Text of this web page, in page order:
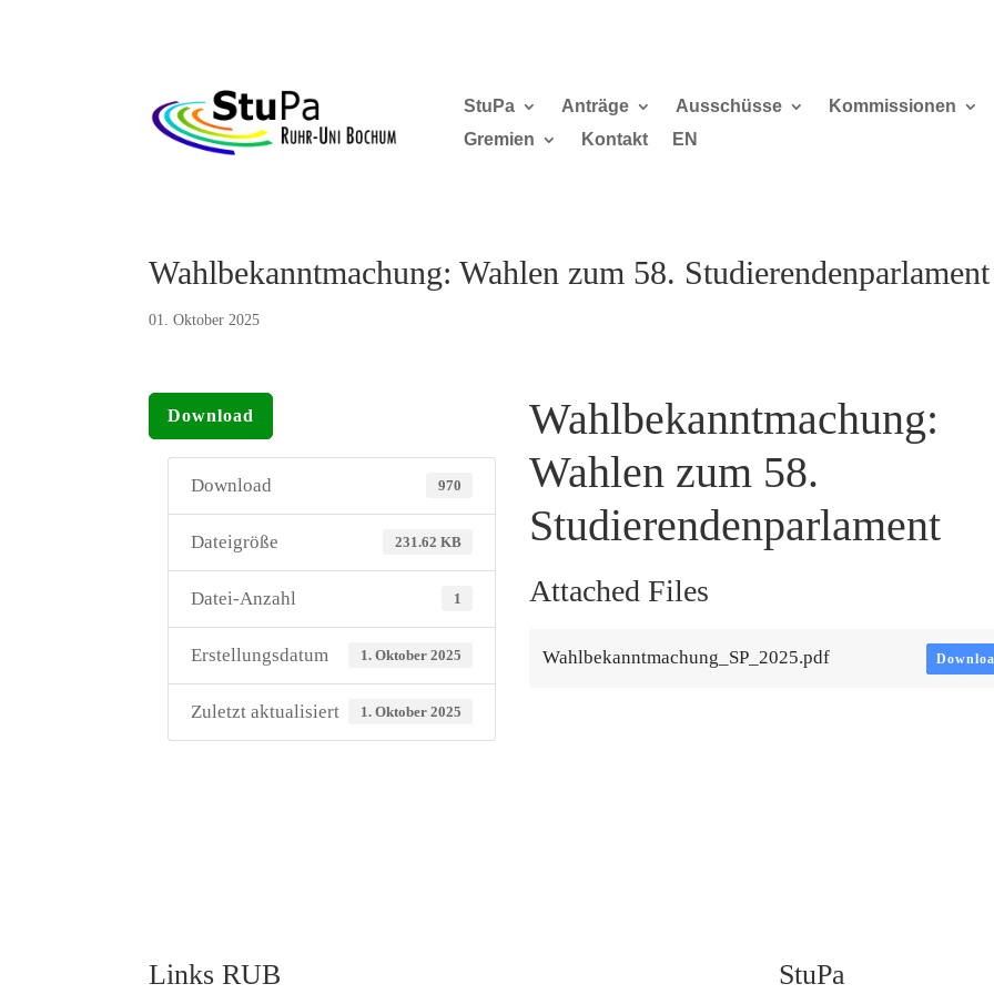
StuPa Anträge Ausschüsse
Kommissionen
Gremien
Kontakt EN
Wahlbekanntmachung: Wahlen zum 58. Studierendenparlament
01. Oktober 2025
Download
Download 970
Dateigröße 231.62 KB
Datei-Anzahl 1
Erstellungsdatum 1. Oktober 2025
Zuletzt aktualisiert 1. Oktober 2025
Wahlbekanntmachung:
Wahlen zum 58.
Studierendenparlament
Attached Files
Wahlbekanntmachung_SP_2025.pdf
Links RUB StuPa